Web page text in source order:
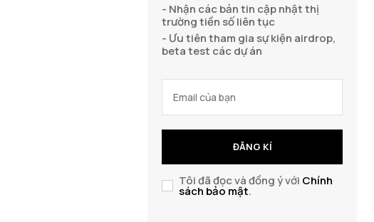
- Nhận các bản tin cập nhật thị
trường tiền số liên tục
- Ưu tiên tham gia sự kiện airdrop,
beta test các dự án
ĐĂNG KÍ
Tôi đã đọc và đồng ý với Chính
sách bảo mật.